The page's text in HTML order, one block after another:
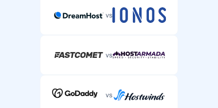
vs
vs
vs